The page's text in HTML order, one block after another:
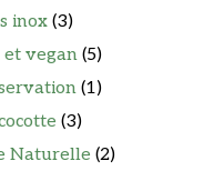
inox (3)
et vegan (5)
(1)
(3)
Naturelle (2)